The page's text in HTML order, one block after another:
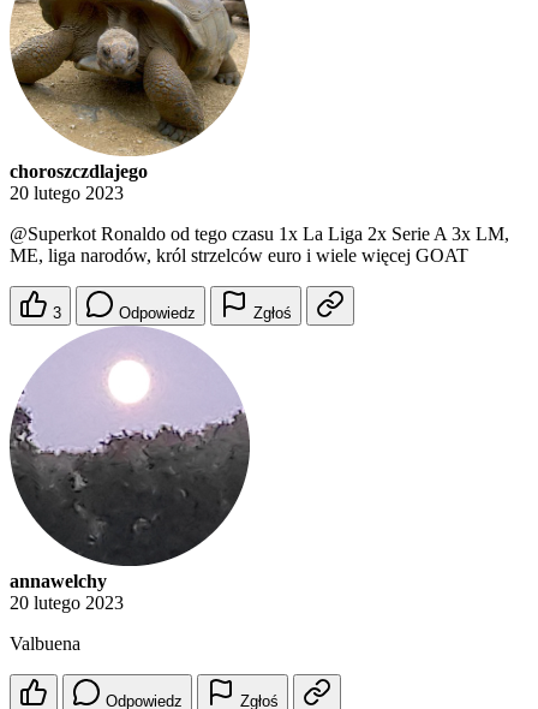
choroszczdlajego
20 lutego 2023
@Superkot Ronaldo od tego czasu 1x La Liga 2x Serie A 3x LM,
ME, liga narodów, król strzelców euro i wiele więcej GOAT
3 Odpowiedz Zgłoś
annawelchy
20 lutego 2023
Valbuena
Odpowiedz Zgłoś